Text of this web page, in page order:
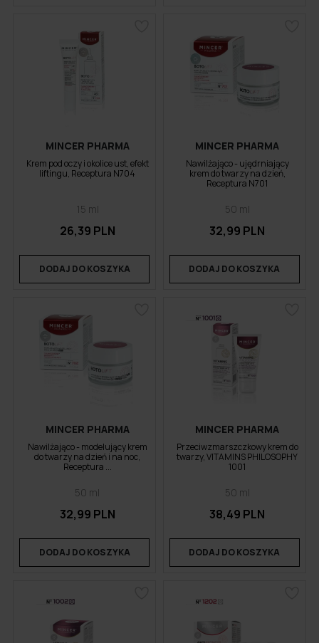
MINCER PHARMA
Krem pod oczy i okolice ust, efekt
liftingu, Receptura N704
15 ml
26,39 PLN
DODAJ DO KOSZYKA
MINCER PHARMA
Nawilżająco - ujędrniający
krem do twarzy na dzień,
Receptura N701
50 ml
32,99 PLN
DODAJ DO KOSZYKA
MINCER PHARMA
Nawilżająco - modelujący krem
do twarzy na dzień i na noc,
Receptura ...
50 ml
32,99 PLN
DODAJ DO KOSZYKA
MINCER PHARMA
Przeciwzmarszczkowy krem do
twarzy, VITAMINS PHILOSOPHY
1001
50 ml
38,49 PLN
DODAJ DO KOSZYKA